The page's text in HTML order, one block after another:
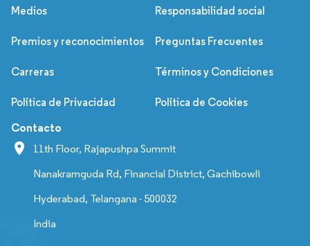
Medios Responsabilidad social
Premios y reconocimientos Preguntas Frecuentes
Carreras Términos y Condiciones
Política de Privacidad Política de Cookies
Contacto
11th Floor, Rajapushpa Summit
Nanakramguda Rd, Financial District, Gachibowli
Hyderabad, Telangana - 500032
India